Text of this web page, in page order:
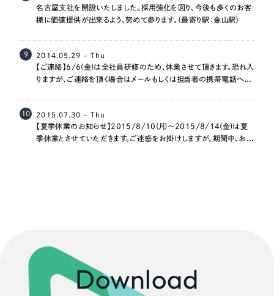
名古屋支社を開設いたしました。採用強化を図り、今後も多くのお客
様に価値提供が出来るよう、努めて参ります。（最寄り駅：金山駅）
9 2014.05.29 - Thu
【ご連絡】6/6(金)は全社員研修のため、休業させて頂きます。恐れ入
りますが、ご連絡を頂く場合はメールもしくは担当者の携帯電話への
10 2015.07.30 - Thu
【夏季休業のお知らせ】2015/8/10(月)～2015/8/14(金)は夏
季休業とさせていただきます。ご迷惑をお掛けしますが、期間中、お急
Download